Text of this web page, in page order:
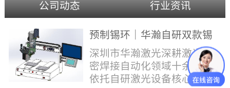
公司动态 行业资讯
预制锡环｜华瀚自研双款锡
环机，实现焊点标准化量产
深圳市华瀚激光深耕激光精
密焊接自动化领域十余年，
依托自研激光设备核心技